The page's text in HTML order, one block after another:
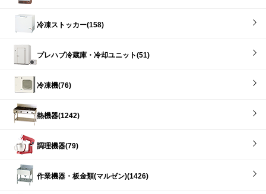
冷凍ストッカー(158)
プレハブ冷蔵庫・冷却ユニット(51)
冷凍機(76)
熱機器(1242)
調理機器(79)
作業機器・板金類(マルゼン)(1426)